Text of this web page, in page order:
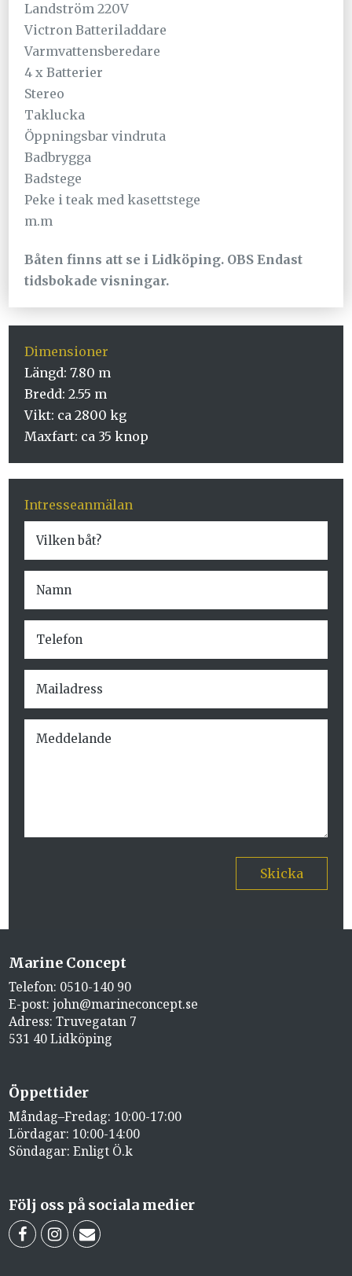
Landström 220V
Victron Batteriladdare
Varmvattensberedare
4 x Batterier
Stereo
Taklucka
Öppningsbar vindruta
Badbrygga
Badstege
Peke i teak med kasettstege
m.m
Båten finns att se i Lidköping. OBS Endast
tidsbokade visningar.
Dimensioner
Längd: 7.80 m
Bredd: 2.55 m
Vikt: ca 2800 kg
Maxfart: ca 35 knop
Intresseanmälan
Skicka
Marine Concept
Telefon: 0510-140 90
E-post:john@marineconcept.se
Adress: Truvegatan 7
531 40 Lidköping
Öppettider
Måndag–Fredag: 10:00-17:00
Lördagar: 10:00-14:00
Söndagar: Enligt Ö.k
Följ oss på sociala medier